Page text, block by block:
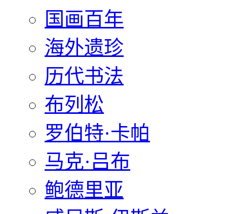
国画百年
海外遗珍
历代书法
布列松
罗伯特·卡帕
马克·吕布
鲍德里亚